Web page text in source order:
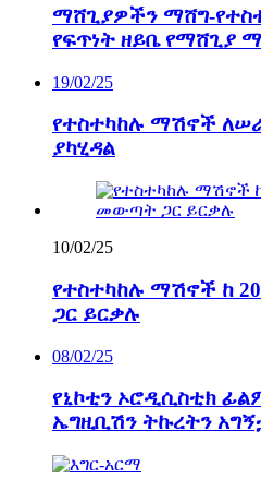
ማሸጊያዎችን ማሸግ-
የፍጥነት ዘይቤ የማሸጊያ
19/02/25
የተስተካከሉ ማሽኖች
ያካሂዳል
10/02/25
የተስተካከሉ ማሽኖች ከ
ጋር ይርቃሉ
08/02/25
የኒኮቲን ኦሮዲሲስቲክ
ኤግዚቢሽን ትኩረትን